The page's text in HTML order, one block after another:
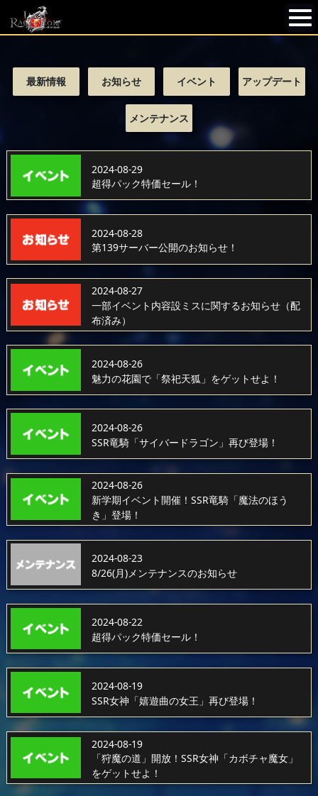
最新情報 お知らせ イベント アップデート
メンテナンス
2024-08-29
超得パック特価セール！
2024-08-28
第139サーバー公開のお知らせ！
2024-08-27
一部イベント内容設ミスに関するお知らせ（配
布済み）
2024-08-26
魅力の花園で「祭祀天狐」をゲットせよ！
2024-08-26
SSR竜騎「サイバードラゴン」再び登場！
2024-08-26
新学期イベント開催！SSR竜騎「魔法のほう
き」登場！
2024-08-23
8/26(月)メンテナンスのお知らせ
2024-08-22
超得パック特価セール！
2024-08-19
SSR女神「嬉遊曲の女王」再び登場！
2024-08-19
「狩魔の道」開放！SSR女神「カボチャ魔女」
をゲットせよ！